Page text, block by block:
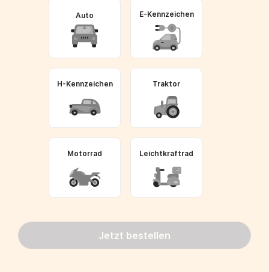
Auto E-Kennzeichen
H-Kennzeichen Traktor
Motorrad Leichtkraftrad
Jetzt bestellen